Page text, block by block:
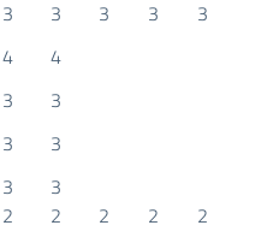
3 3 3 3
3
4
4
3
3
3
3
3
3
2 2 2 2
2